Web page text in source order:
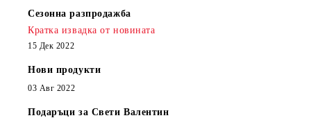
Сезонна разпродажба
Кратка извадка от новината
15 Дек 2022
Нови продукти
03 Авг 2022
Подаръци за Свети Валентин